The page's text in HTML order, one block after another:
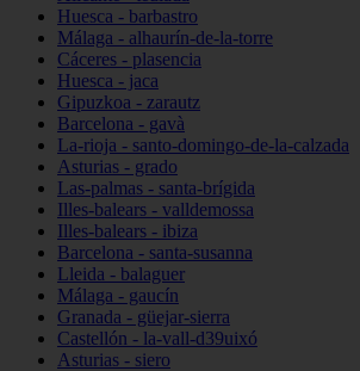
Huesca - barbastro
Málaga - alhaurín-de-la-torre
Cáceres - plasencia
Huesca - jaca
Gipuzkoa - zarautz
Barcelona - gavà
La-rioja - santo-domingo-de-la-calzada
Asturias - grado
Las-palmas - santa-brígida
Illes-balears - valldemossa
Illes-balears - ibiza
Barcelona - santa-susanna
Lleida - balaguer
Málaga - gaucín
Granada - güejar-sierra
Castellón - la-vall-d39uixó
Asturias - siero